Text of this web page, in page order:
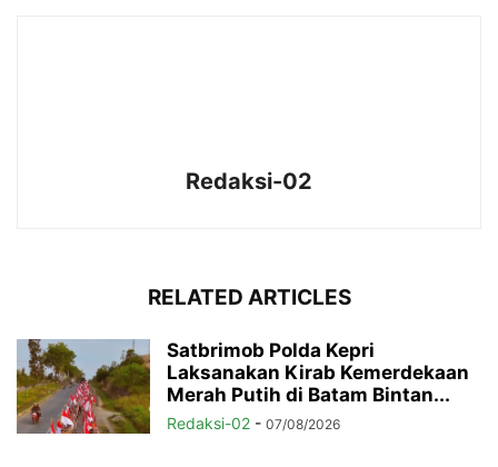
Redaksi-02
RELATED ARTICLES
Satbrimob Polda Kepri
Laksanakan Kirab Kemerdekaan
Merah Putih di Batam Bintan...
Redaksi-02 - 07/08/2026